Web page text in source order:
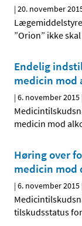
|20. november
”Orion” ikke
Endelig
medicin
|6. november 2015
medicin mod
Høring over
medicin mod
|6. november 2015
tilskudsstatus